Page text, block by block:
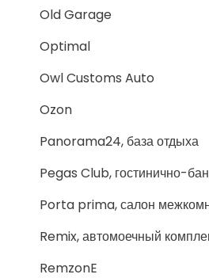
Old Garage
Optimal
Owl Customs Auto
Ozon
Panorama24, база отдыха
Pegas Club, гостинично-
Porta prima, салон
Remix, автомоечный
RemzonE